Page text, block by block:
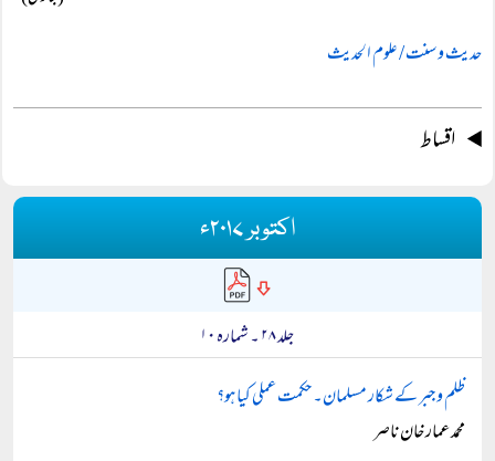
حدیث و سنت / علوم الحدیث
اقساط
اکتوبر ۲۰۱۷ء
جلد ۲۸ ۔ شمارہ ۱۰
ظلم و جبر کے شکار مسلمان۔ حکمت عملی کیا ہو؟
محمد عمار خان ناصر